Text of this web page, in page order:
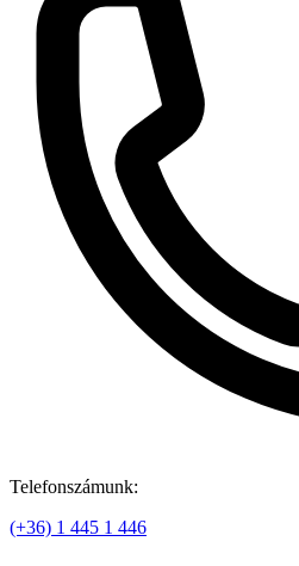
Telefonszámunk:
(+36) 1 445 1 446